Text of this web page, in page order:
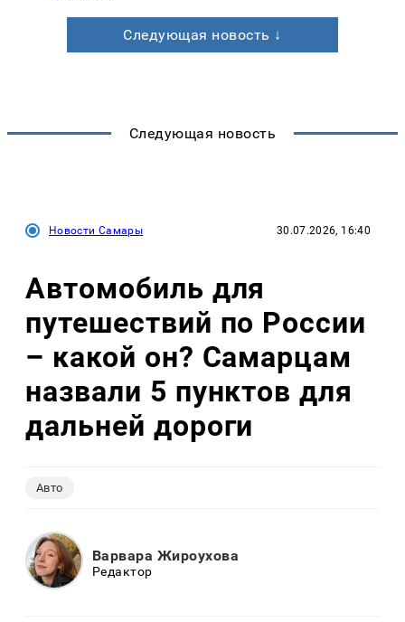
Следующая новость ↓
Следующая новость
Новости Самары 30.07.2026, 16:40
Автомобиль для
путешествий по России
– какой он? Самарцам
назвали 5 пунктов для
дальней дороги
Авто
Варвара Жироухова
Редактор